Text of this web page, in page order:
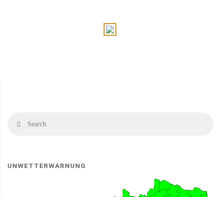
Search
UNWETTERWARNUNG